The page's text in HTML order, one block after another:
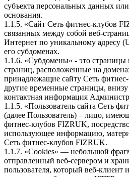
субъекта персональных данных
основания.
1.1.5. «Сайт Сеть фитнес-клубов
связанных между собой веб-
Интернет по уникальному адресу
его субдоменах.
1.1.6. «Субдомены» - это страницы
страниц, расположенные на
принадлежащие сайту Сеть
другие временные страницы, внизу
контактная информация
1.1.5. «Пользователь сайта Сеть
(далее Пользователь) – лицо,
фитнес-клубов FIZRUK,
использующее информацию,
Сеть фитнес-клубов FIZRUK.
1.1.7. «Cookies» — небольшой
отправленный веб-сервером и
пользователя, который веб-клиент